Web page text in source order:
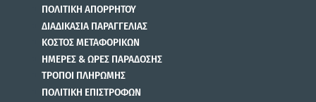
ΠΟΛΙΤΙΚΗ ΑΠΟΡΡΗΤΟΥ
ΔΙΑΔΙΚΑΣΙΑ ΠΑΡΑΓΓΕΛΙΑΣ
ΚΟΣΤΟΣ ΜΕΤΑΦΟΡΙΚΩΝ
ΗΜΕΡΕΣ & ΩΡΕΣ ΠΑΡΑΔΟΣΗΣ
ΤΡΟΠΟΙ ΠΛΗΡΩΜΗΣ
ΠΟΛΙΤΙΚΗ ΕΠΙΣΤΡΟΦΩΝ